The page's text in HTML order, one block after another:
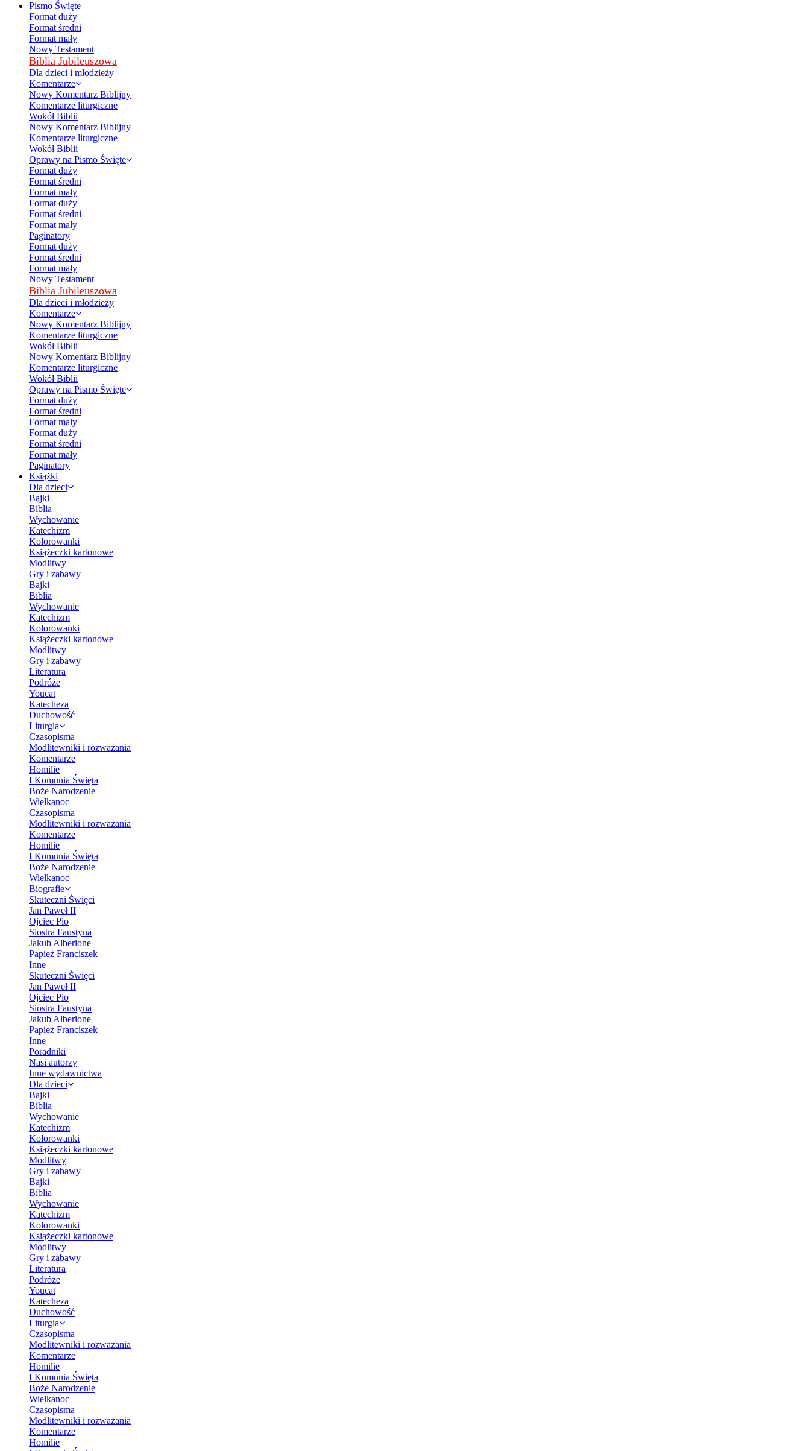
Pismo Święte
Format duży
Format średni
Format mały
Nowy Testament
Biblia Jubileuszowa
Dla dzieci i młodzieży
Komentarze
Nowy Komentarz Biblijny
Komentarze liturgiczne
Wokół Biblii
Nowy Komentarz Biblijny
Komentarze liturgiczne
Wokół Biblii
Oprawy na Pismo Święte
Format duży
Format średni
Format mały
Format duży
Format średni
Format mały
Paginatory
Format duży
Format średni
Format mały
Nowy Testament
Biblia Jubileuszowa
Dla dzieci i młodzieży
Komentarze
Nowy Komentarz Biblijny
Komentarze liturgiczne
Wokół Biblii
Nowy Komentarz Biblijny
Komentarze liturgiczne
Wokół Biblii
Oprawy na Pismo Święte
Format duży
Format średni
Format mały
Format duży
Format średni
Format mały
Paginatory
Książki
Dla dzieci
Bajki
Biblia
Wychowanie
Katechizm
Kolorowanki
Książeczki kartonowe
Modlitwy
Gry i zabawy
Bajki
Biblia
Wychowanie
Katechizm
Kolorowanki
Książeczki kartonowe
Modlitwy
Gry i zabawy
Literatura
Podróże
Youcat
Katecheza
Duchowość
Liturgia
Czasopisma
Modlitewniki i rozważania
Komentarze
Homilie
I Komunia Święta
Boże Narodzenie
Wielkanoc
Czasopisma
Modlitewniki i rozważania
Komentarze
Homilie
I Komunia Święta
Boże Narodzenie
Wielkanoc
Biografie
Skuteczni Święci
Jan Paweł II
Ojciec Pio
Siostra Faustyna
Jakub Alberione
Papież Franciszek
Inne
Skuteczni Święci
Jan Paweł II
Ojciec Pio
Siostra Faustyna
Jakub Alberione
Papież Franciszek
Inne
Poradniki
Nasi autorzy
Inne wydawnictwa
Dla dzieci
Bajki
Biblia
Wychowanie
Katechizm
Kolorowanki
Książeczki kartonowe
Modlitwy
Gry i zabawy
Bajki
Biblia
Wychowanie
Katechizm
Kolorowanki
Książeczki kartonowe
Modlitwy
Gry i zabawy
Literatura
Podróże
Youcat
Katecheza
Duchowość
Liturgia
Czasopisma
Modlitewniki i rozważania
Komentarze
Homilie
I Komunia Święta
Boże Narodzenie
Wielkanoc
Czasopisma
Modlitewniki i rozważania
Komentarze
Homilie